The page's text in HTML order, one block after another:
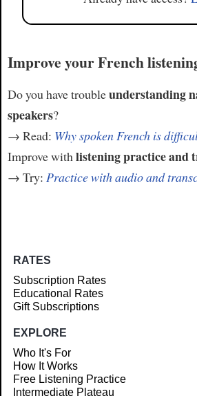
Improve your French
Do you have troubleunderstanding
speakers?
→ Read: Why spoken French is
Improve with listening practice and
→ Try: Practice with audio and
RATES
Subscription Rates
Educational Rates
Gift Subscriptions
EXPLORE
Who It's For
How It Works
Free Listening Practice
Intermediate Plateau